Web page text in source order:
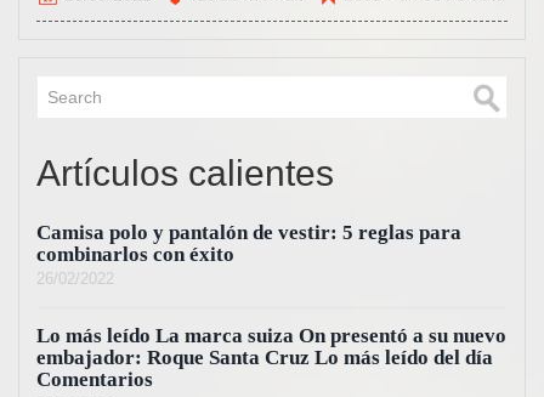
Artículos calientes
Camisa polo y pantalón de vestir: 5 reglas para
combinarlos con éxito
26/02/2022
Lo más leído La marca suiza On presentó a su nuevo
embajador: Roque Santa Cruz Lo más leído del día
Comentarios